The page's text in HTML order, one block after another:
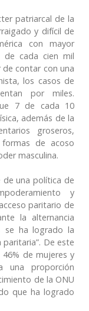
patriarcal de la
y difícil de
con mayor
de cada cien mil
de contar con una
los casos de
por miles.
7 de cada 10
además de la
groseros,
de acoso
masculina.
una política de
y
paritario de
la alternancia
se ha logrado la
De este
de mujeres y
una proporción
de la ONU
que ha logrado